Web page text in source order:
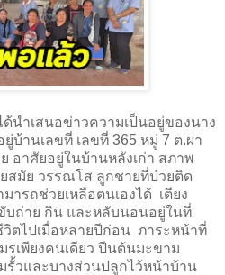
นำเสนอข่าวความเป็นอยู่ของนาง
ยู่บ้านเลขที่ เลขที่ 365 หมู่ 7 ต.ผา
อาศัยอยู่ในบ้านหลังเก่า สภาพ
สมัย วรรณโส ลูกชายที่ป่วยติด
ารถช่วยเหลือตนเองได้ เตียง
บถ่าย กิน และหลับนอนอยู่ในที่
วิตไปเมื่อหลายปีก่อน ภาระหน้าที่
รเพียงคนเดียว ปีนต้นมะขาม
รั้วและบางส่วนปลูกไว้หน้าบ้าน